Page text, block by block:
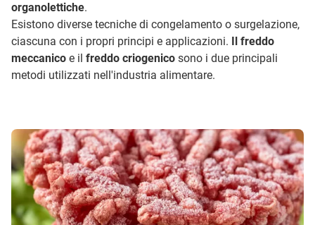
organolettiche.
Esistono diverse tecniche di congelamento o surgelazione,
ciascuna con i propri principi e applicazioni. Il freddo
meccanico e il freddo criogenico sono i due principali
metodi utilizzati nell'industria alimentare.